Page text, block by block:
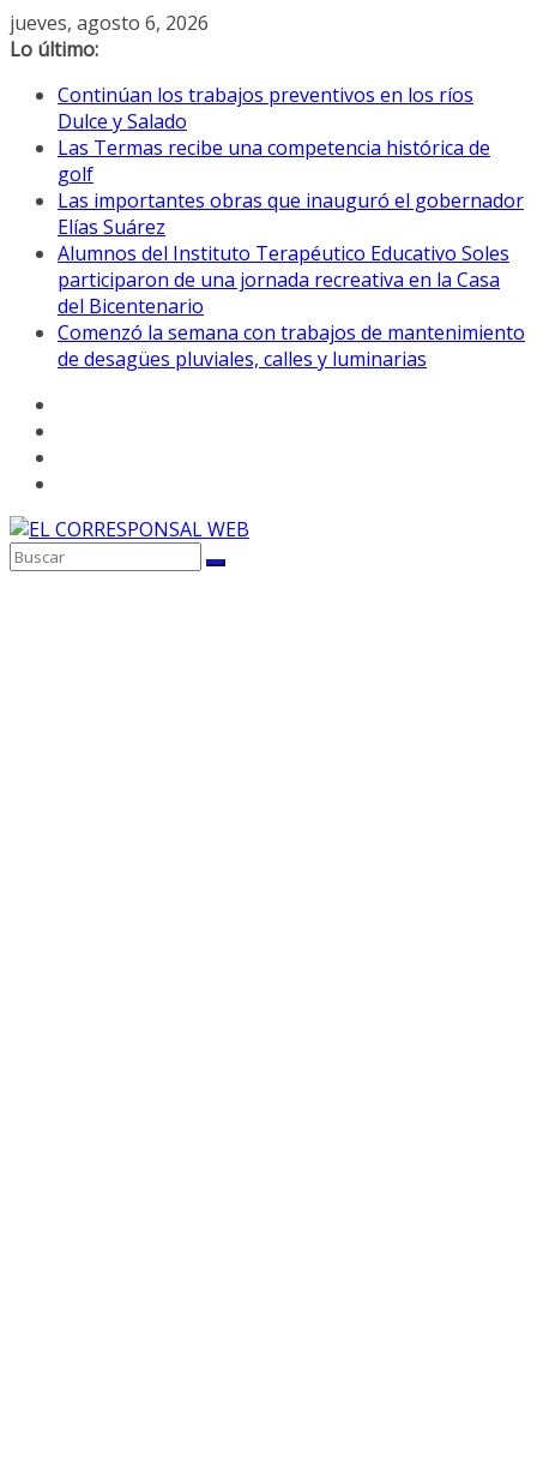
Saltar
al
jueves, agosto 6, 2026
Lo último:
Continúan los trabajos preventivos en los ríos
Dulce y Salado
Las Termas recibe una competencia histórica de
golf
Las importantes obras que inauguró el gobernador
Elías Suárez
Alumnos del Instituto Terapéutico Educativo Soles
participaron de una jornada recreativa en la Casa
del Bicentenario
Comenzó la semana con trabajos de mantenimiento
de desagües pluviales, calles y luminarias